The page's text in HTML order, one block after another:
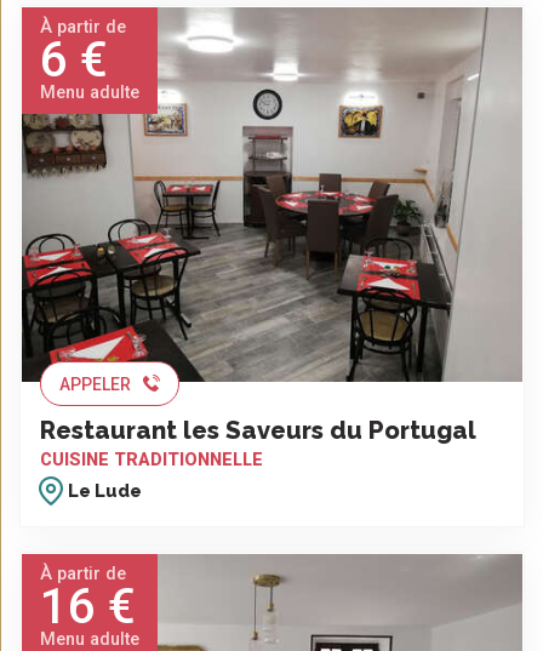
À partir de
6 €
Menu adulte
APPELER
Restaurant les Saveurs du Portugal
CUISINE TRADITIONNELLE
Le Lude
À partir de
16 €
Menu adulte